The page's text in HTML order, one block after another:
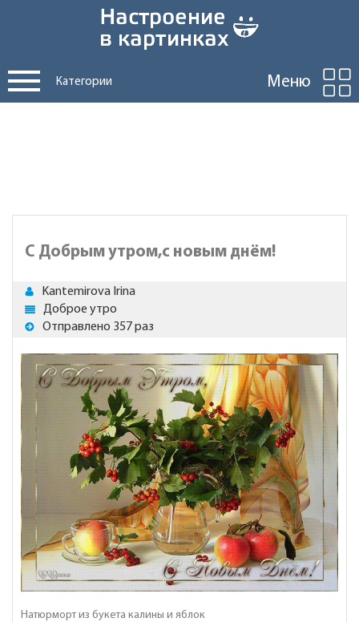
Категории Меню
С Добрым утром,с новым днём!
Kantemirova Irina
Доброе утро
Отправлено 357 раз
Натюрморт из букета калины и яблок